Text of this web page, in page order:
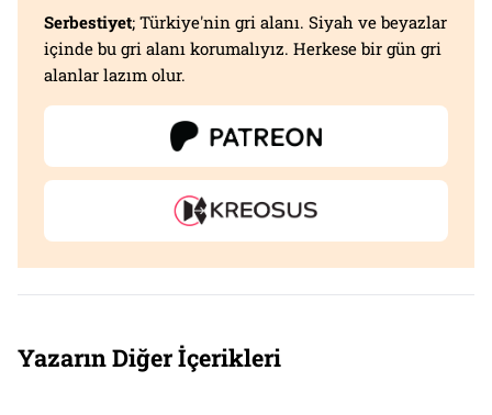
Serbestiyet; Türkiye'nin gri alanı. Siyah ve beyazlar
içinde bu gri alanı korumalıyız. Herkese bir gün gri
alanlar lazım olur.
Yazarın Diğer İçerikleri